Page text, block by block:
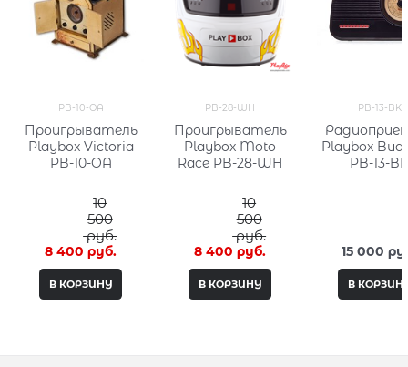
PB-10-OA
Проигрыватель
Playbox Victoria
PB-10-OA
10
500
руб.
8 400 руб.
В КОРЗИНУ
PB-28-WH
Проигрыватель
Playbox Moto
Race PB-28-WH
10
500
руб.
8 400 руб.
В КОРЗИНУ
PB-13-BK
Playbox
PB-13-
15 000
В